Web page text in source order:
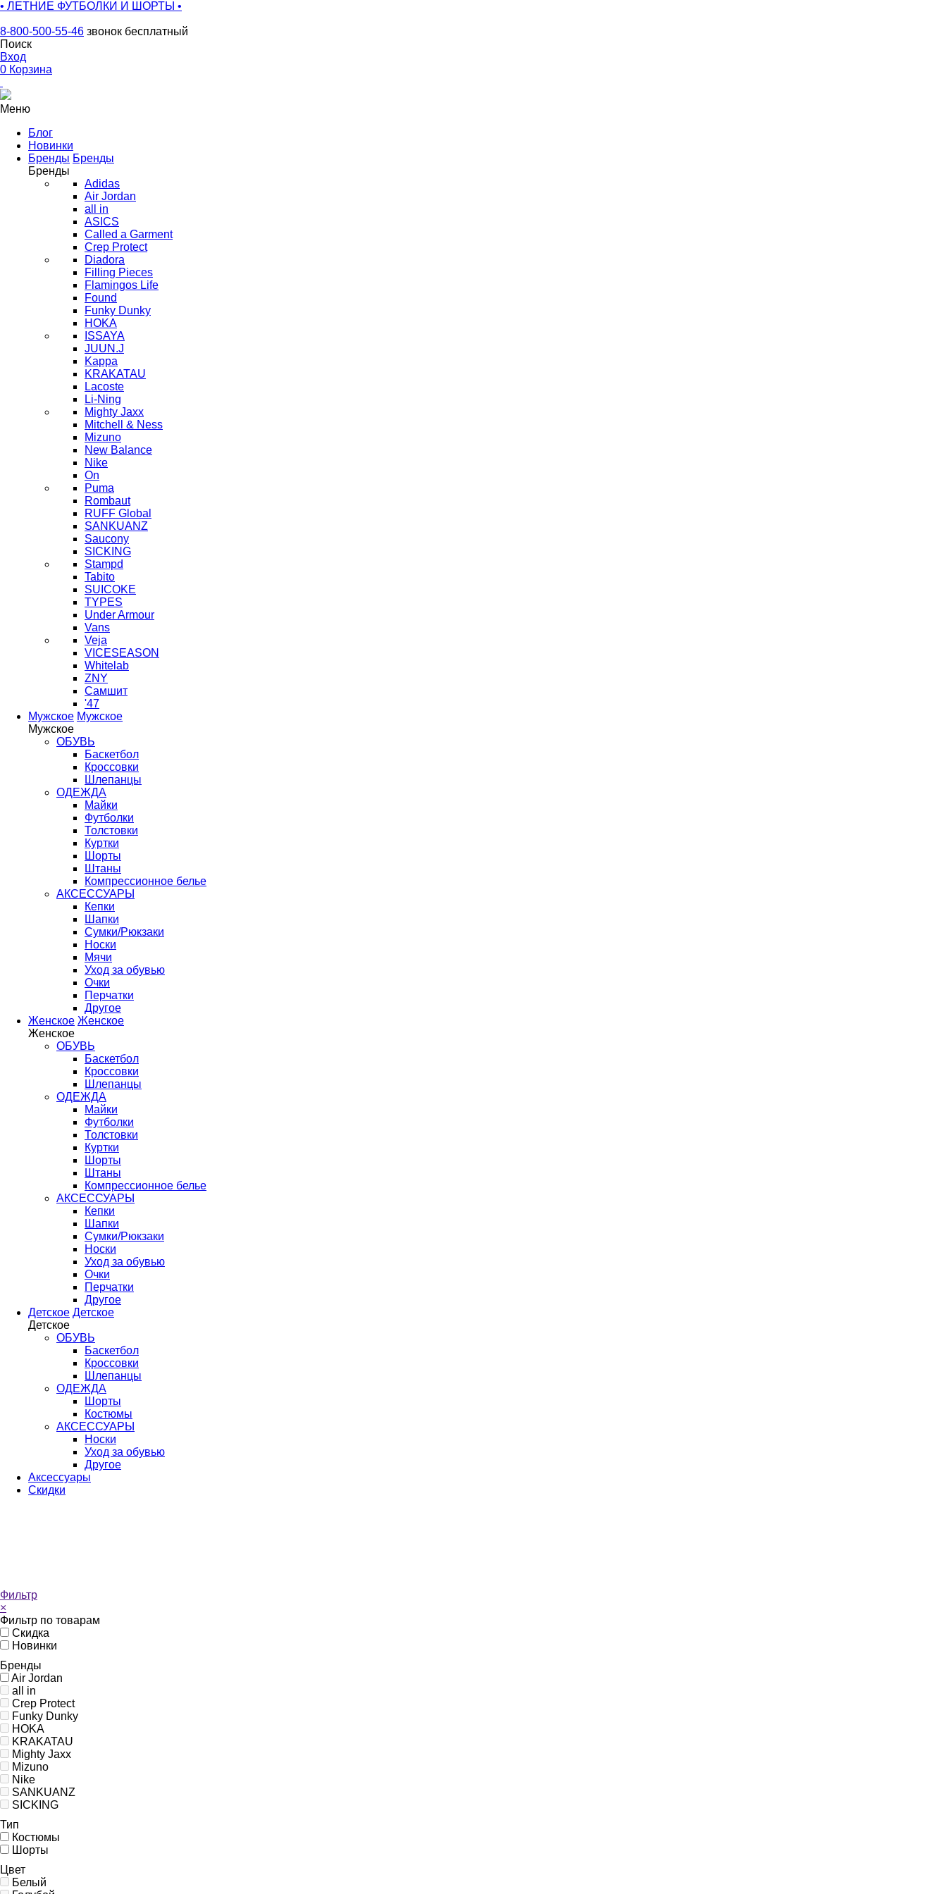
• ЛЕТНИЕ ФУТБОЛКИ И ШОРТЫ •
8-800-500-55-46 звонок бесплатный
Поиск
Вход
0 Корзина
Меню
Блог
Новинки
Бренды Бренды
Бренды
Adidas
Air Jordan
all in
ASICS
Called a Garment
Crep Protect
Diadora
Filling Pieces
Flamingos Life
Found
Funky Dunky
HOKA
ISSAYA
JUUN.J
Kappa
KRAKATAU
Lacoste
Li-Ning
Mighty Jaxx
Mitchell & Ness
Mizuno
New Balance
Nike
On
Puma
Rombaut
RUFF Global
SANKUANZ
Saucony
SICKING
Stampd
Tabito
SUICOKE
TYPES
Under Armour
Vans
Veja
VICESEASON
Whitelab
ZNY
Самшит
'47
Мужское Мужское
Мужское
ОБУВЬ
Баскетбол
Кроссовки
Шлепанцы
ОДЕЖДА
Майки
Футболки
Толстовки
Куртки
Шорты
Штаны
Компрессионное белье
АКСЕССУАРЫ
Кепки
Шапки
Сумки/Рюкзаки
Носки
Мячи
Уход за обувью
Очки
Перчатки
Другое
Женское Женское
Женское
ОБУВЬ
Баскетбол
Кроссовки
Шлепанцы
ОДЕЖДА
Майки
Футболки
Толстовки
Куртки
Шорты
Штаны
Компрессионное белье
АКСЕССУАРЫ
Кепки
Шапки
Сумки/Рюкзаки
Носки
Уход за обувью
Очки
Перчатки
Другое
Детское Детское
Детское
ОБУВЬ
Баскетбол
Кроссовки
Шлепанцы
ОДЕЖДА
Шорты
Костюмы
АКСЕССУАРЫ
Носки
Уход за обувью
Другое
Аксессуары
Скидки
Фильтр
×
Фильтр по товарам
Скидка
Новинки
Бренды
Air Jordan
all in
Crep Protect
Funky Dunky
HOKA
KRAKATAU
Mighty Jaxx
Mizuno
Nike
SANKUANZ
SICKING
Тип
Костюмы
Шорты
Цвет
Белый